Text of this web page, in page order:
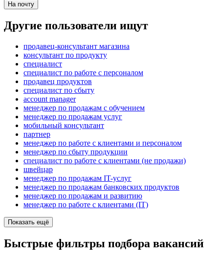
На почту
Другие пользователи ищут
продавец-консультант магазина
консультант по продукту
специалист
специалист по работе с персоналом
продавец продуктов
специалист по сбыту
account manager
менеджер по продажам с обучением
менеджер по продажам услуг
мобильный консультант
партнер
менеджер по работе с клиентами и персоналом
менеджер по сбыту продукции
специалист по работе с клиентами (не продажи)
швейцар
менеджер по продажам IT-услуг
менеджер по продажам банковских продуктов
менеджер по продажам и развитию
менеджер по работе с клиентами (IT)
Показать ещё
Быстрые фильтры подбора вакансий